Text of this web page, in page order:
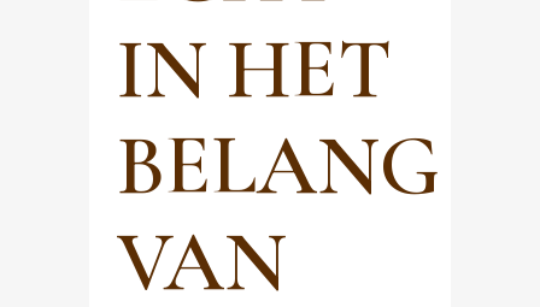
IN HET
BELANG
VAN